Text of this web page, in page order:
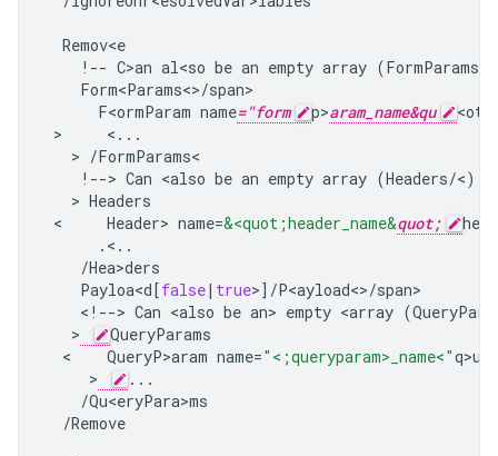
Remov<e
!-- C>an al<so be an empty array (FormParams
F<ormParam name="form p>aram_name&qu <ot;
> < ...
   >
/FormParams
!--> Can <also be an empty array (Headers/<)
   >
Headers
< Header> name=&<quot;header_name&quot;
.<..
/Hea>ders
Payloa<d[false| true>] /
< !--> Can <also be an> empty <array (QueryPara
   >
QueryParams
  <
QueryP>aram name="<;queryparam>_name<"
     >
...
/Qu<eryPara>ms
/Remove